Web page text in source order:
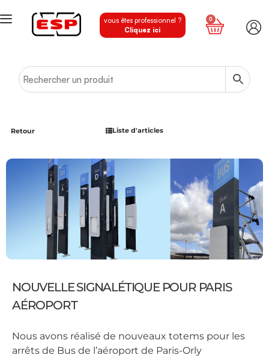
vous êtes professionnel ?
Cliquez ici
0
Retour Liste d'articles
NOUVELLE SIGNALÉTIQUE POUR PARIS
AÉROPORT
Nous avons réalisé de nouveaux totems pour les
arrêts de Bus de l’aéroport de Paris-Orly